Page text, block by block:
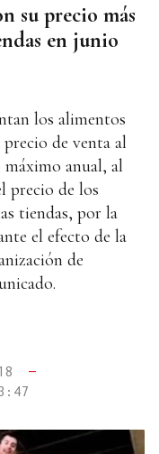
su precio más
en junio
los alimentos
de venta al
anual, al
precio de los
tiendas, por la
el efecto de la
de
—